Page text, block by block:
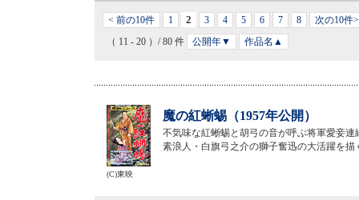
< 前の10件 1 2 3 4 5 6 7 8
次の10件>
（ 11 - 20 ）/ 80 件
公開年▼ 作品名▲
魔の紅蜥蜴（1957年公開）
不気味な紅蜥蜴と胡弓の音が呼ぶ将軍愛妾
素浪人・白旗弓之介の獅子奮迅の大活躍を描
(C)東映